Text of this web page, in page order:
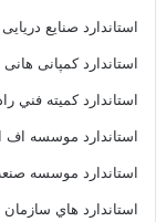
استاندارد صنایع
استاندارد کمپانی
استاندارد کميته فني
استاندارد موسسه اف
استاندارد موسسه
استاندارد هاي سازمان